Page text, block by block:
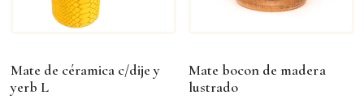
Mate de céramica c/dije y
yerb L
Mate bocon de madera
lustrado